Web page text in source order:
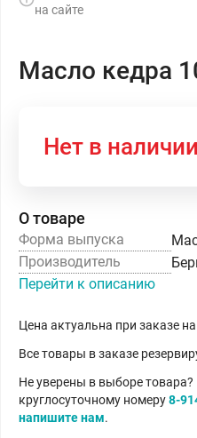
на сайте
Масло кедра
Нет в наличии
О товаре
Форма выпуска
Производитель
Перейти к описанию
Цена актуальна при заказе на
Все товары в заказе
Не уверены в выборе товара?
круглосуточному номеру8-
напишите нам.